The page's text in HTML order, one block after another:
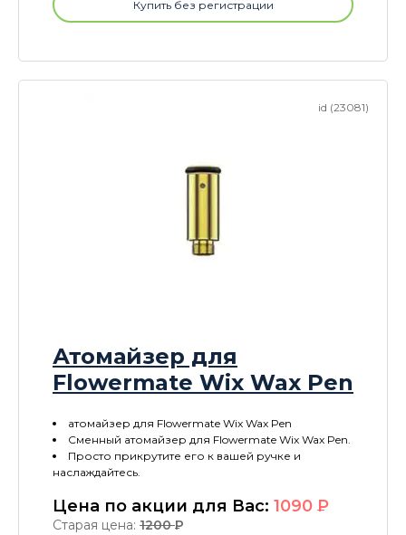
Купить без регистрации
id (23081)
Атомайзер для
Flowermate Wix Wax Pen
атомайзер для Flowermate Wix Wax Pen
Сменный атомайзер для Flowermate Wix Wax Pen.
Просто прикрутите его к вашей ручке и
наслаждайтесь.
Цена по акции для Вас: 1090 P
Старая цена: 1200P